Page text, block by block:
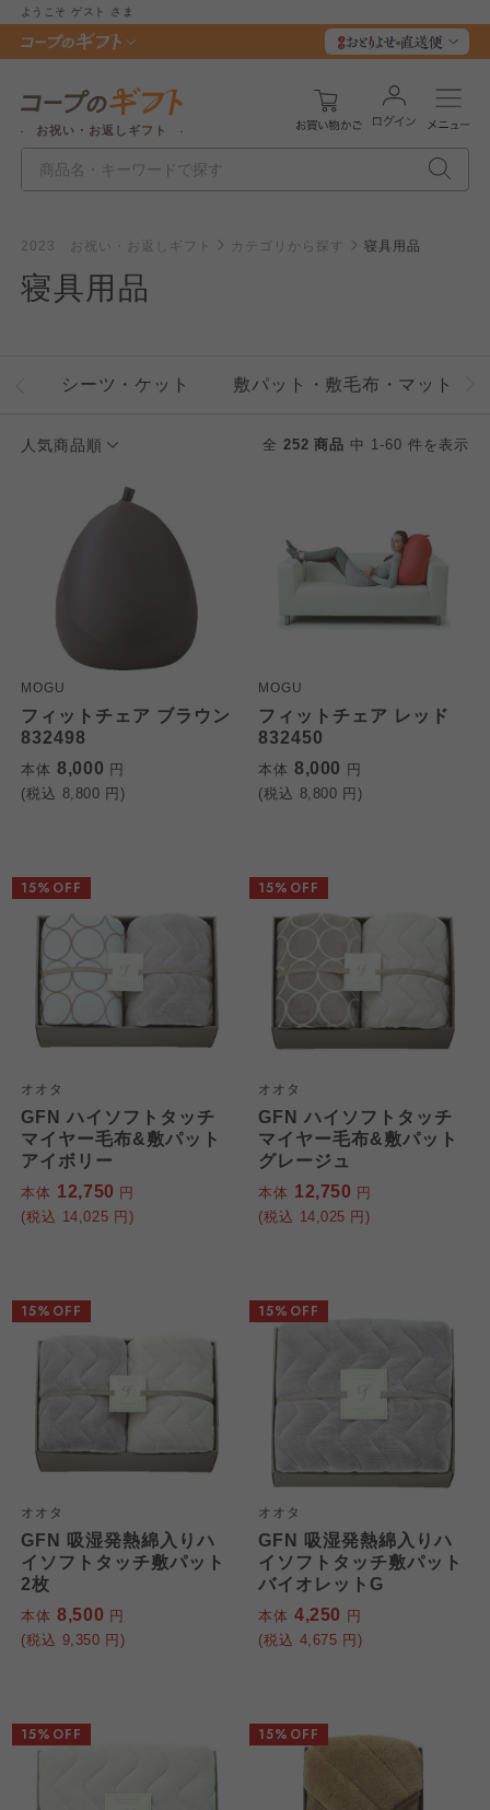
ようこそ ゲスト さま
お祝い・お返しギフト
2023 お祝い・お返しギフト カテゴリから探す 寝具用品
寝具用品
シーツ・ケット 敷パット・敷毛布・マットレス
人気商品順 全 252 商品 中 1-60 件を表示
MOGU
フィットチェア ブラウン
832498
本体 8,000 円
(税込 8,800 円)
MOGU
フィットチェア レッド
832450
本体 8,000 円
(税込 8,800 円)
オオタ
GFN ハイソフトタッチ
マイヤー毛布&敷パット
アイボリー
本体 12,750 円
(税込 14,025 円)
15%OFF
オオタ
GFN ハイソフトタッチ
マイヤー毛布&敷パット
グレージュ
本体 12,750 円
(税込 14,025 円)
15%OFF
オオタ
GFN 吸湿発熱綿入りハ
イソフトタッチ敷パット
2枚
本体 8,500 円
(税込 9,350 円)
15%OFF
オオタ
GFN 吸湿発熱綿入りハ
イソフトタッチ敷パット
バイオレットG
本体 4,250 円
(税込 4,675 円)
15%OFF
15%OFF 15%OFF